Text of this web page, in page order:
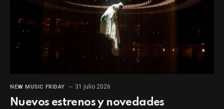
NEW MUSIC FRIDAY 31 julio 2026
Nuevos estrenos y novedades